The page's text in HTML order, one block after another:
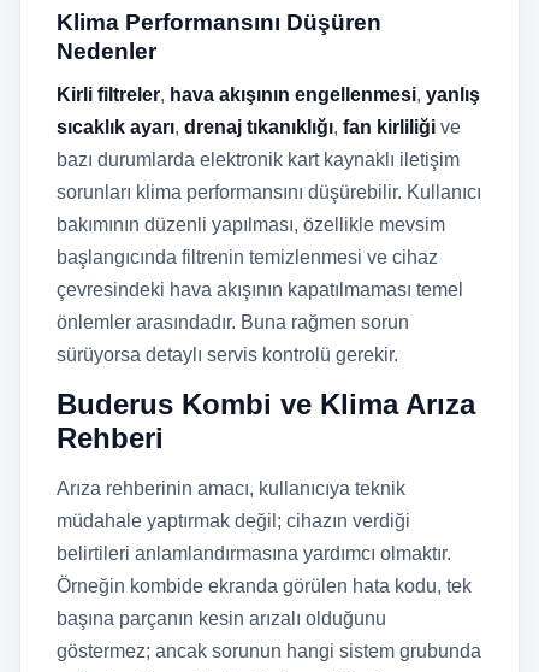
Klima Performansını Düşüren
Nedenler
Kirli filtreler, hava akışının engellenmesi, yanlış
sıcaklık ayarı, drenaj tıkanıklığı, fan kirliliği ve
bazı durumlarda elektronik kart kaynaklı iletişim
sorunları klima performansını düşürebilir. Kullanıcı
bakımının düzenli yapılması, özellikle mevsim
başlangıcında filtrenin temizlenmesi ve cihaz
çevresindeki hava akışının kapatılmaması temel
önlemler arasındadır. Buna rağmen sorun
sürüyorsa detaylı servis kontrolü gerekir.
Buderus Kombi ve Klima Arıza
Rehberi
Arıza rehberinin amacı, kullanıcıya teknik
müdahale yaptırmak değil; cihazın verdiği
belirtileri anlamlandırmasına yardımcı olmaktır.
Örneğin kombide ekranda görülen hata kodu, tek
başına parçanın kesin arızalı olduğunu
göstermez; ancak sorunun hangi sistem grubunda